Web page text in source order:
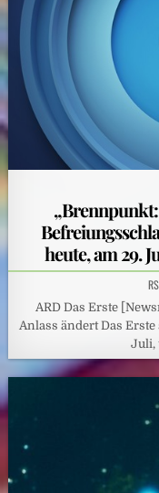
heute, am 29.
ARD Das Erste
Anlass ändert Das
Juli,